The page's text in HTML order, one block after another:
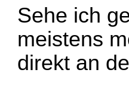
Sehe ich
meistens
direkt an